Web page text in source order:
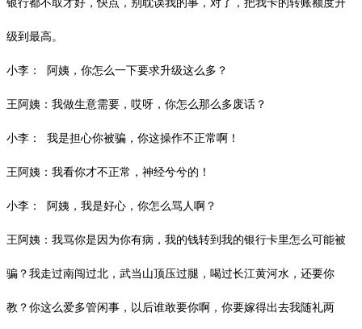
银行都不取才好，快点，别耽误我的事，对了，把我卡的转账额度升
级到最高。
小李： 阿姨，你怎么一下要求升级这么多？
王阿姨：我做生意需要，哎呀，你怎么那么多废话？
小李： 我是担心你被骗，你这操作不正常啊！
王阿姨：我看你才不正常，神经兮兮的！
小李： 阿姨，我是好心，你怎么骂人啊？
王阿姨：我骂你是因为你有病，我的钱转到我的银行卡里怎么可能被
骗？我走过南闯过北，武当山顶压过腿，喝过长江黄河水，还要你
教？你这么爱多管闲事，以后谁敢要你啊，你要嫁得出去我随礼两